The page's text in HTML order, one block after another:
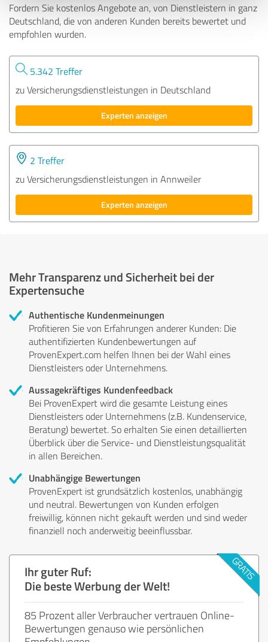
Fordern Sie kostenlos Angebote an, von Dienstleistern in ganz
Deutschland, die von anderen Kunden bereits bewertet und
empfohlen wurden.
5.342 Treffer
zu Versicherungsdienstleistungen in Deutschland
Experten anzeigen
2 Treffer
zu Versicherungsdienstleistungen in Annweiler
Experten anzeigen
Mehr Transparenz und Sicherheit bei der
Expertensuche
Authentische Kundenmeinungen
Profitieren Sie von Erfahrungen anderer Kunden: Die
authentifizierten Kundenbewertungen auf
ProvenExpert.com helfen Ihnen bei der Wahl eines
Dienstleisters oder Unternehmens.
Aussagekräftiges Kundenfeedback
Bei ProvenExpert wird die gesamte Leistung eines
Dienstleisters oder Unternehmens (z.B. Kundenservice,
Beratung) bewertet. So erhalten Sie einen detaillierten
Überblick über die Service- und Dienstleistungsqualität
in allen Bereichen.
Unabhängige Bewertungen
ProvenExpert ist grundsätzlich kostenlos, unabhängig
und neutral. Bewertungen von Kunden erfolgen
freiwillig, können nicht gekauft werden und sind weder
finanziell noch anderweitig beeinflussbar.
Ihr guter Ruf:
Die beste Werbung der Welt!
85 Prozent aller Verbraucher vertrauen Online-
Bewertungen genauso wie persönlichen